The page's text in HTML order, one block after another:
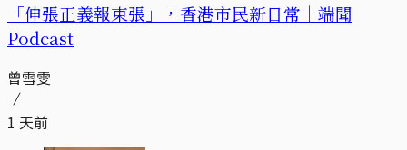
「伸張正義報東張」，香港市民新日常｜端聞
Podcast
曾雪雯
1 天前